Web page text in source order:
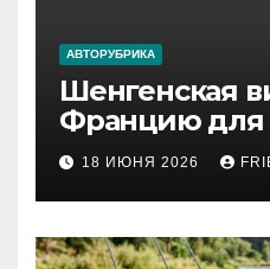
АВТОРУБРИКА
Шенгенская
Францию для
2026 году:
и список
документов
18 ИЮНЯ 2026